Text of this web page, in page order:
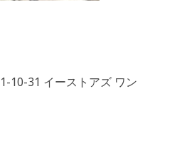
10-31 イーストアズ ワン